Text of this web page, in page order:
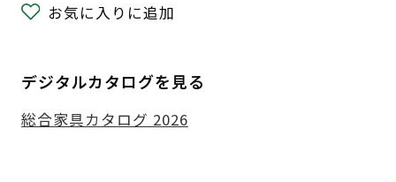
お気に入りに追加
デジタルカタログを見る
総合家具カタログ 2026